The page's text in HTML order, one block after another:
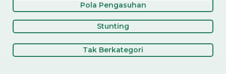
Pola Pengasuhan
Stunting
Tak Berkategori